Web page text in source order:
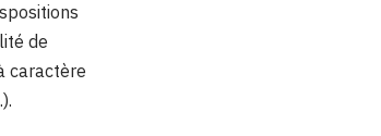
de
caractère